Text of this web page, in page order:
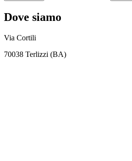
Dove siamo
Via Cortili
70038 Terlizzi (BA)